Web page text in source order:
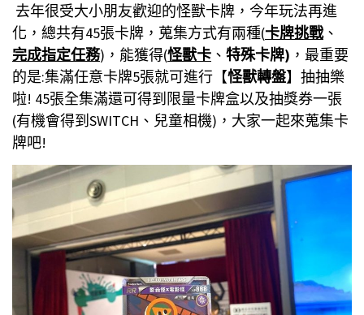
去年很受大小朋友歡迎的怪獸卡牌，今年玩法再進
化，總共有45張卡牌，蒐集方式有兩種(卡牌挑戰、
完成指定任務)，能獲得(怪獸卡 、 特殊卡牌) ，最重要
的是:集滿任意卡牌5張就可進行【怪獸轉盤】抽抽樂
啦! 45張全集滿還可得到限量卡牌盒以及抽獎券一張
(有機會得到SWITCH、兒童相機)，大家一起來蒐集卡
牌吧!